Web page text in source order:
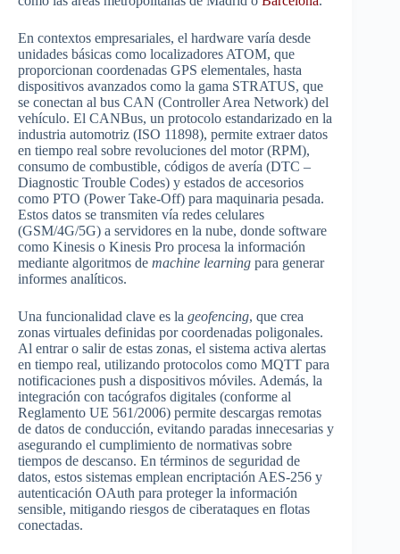
En contextos empresariales, el hardware varía desde
unidades básicas como localizadores ATOM, que
proporcionan coordenadas GPS elementales, hasta
dispositivos avanzados como la gama STRATUS, que
se conectan al bus CAN (Controller Area Network) del
vehículo. El CANBus, un protocolo estandarizado en la
industria automotriz (ISO 11898), permite extraer datos
en tiempo real sobre revoluciones del motor (RPM),
consumo de combustible, códigos de avería (DTC –
Diagnostic Trouble Codes) y estados de accesorios
como PTO (Power Take-Off) para maquinaria pesada.
Estos datos se transmiten vía redes celulares
(GSM/4G/5G) a servidores en la nube, donde software
como Kinesis o Kinesis Pro procesa la información
mediante algoritmos de machine learning para generar
informes analíticos.
Una funcionalidad clave es la geofencing, que crea
zonas virtuales definidas por coordenadas poligonales.
Al entrar o salir de estas zonas, el sistema activa alertas
en tiempo real, utilizando protocolos como MQTT para
notificaciones push a dispositivos móviles. Además, la
integración con tacógrafos digitales (conforme al
Reglamento UE 561/2006) permite descargas remotas
de datos de conducción, evitando paradas innecesarias y
asegurando el cumplimiento de normativas sobre
tiempos de descanso. En términos de seguridad de
datos, estos sistemas emplean encriptación AES-256 y
autenticación OAuth para proteger la información
sensible, mitigando riesgos de ciberataques en flotas
conectadas.